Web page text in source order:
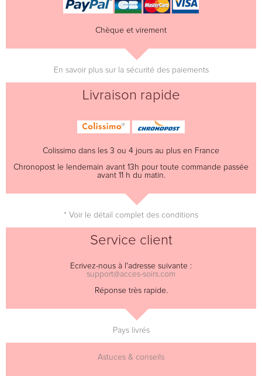
Chèque et virement
En savoir plus sur la sécurité des paiements
Livraison rapide
Colissimo dans les 3 ou 4 jours au plus en France
Chronopost le lendemain avant 13h pour toute commande passée
avant 11 h du matin.
* Voir le détail complet des conditions
Service client
Ecrivez-nous à l'adresse suivante :
support@acces-soirs.com
Réponse très rapide.
Pays livrés
Astuces & conseils